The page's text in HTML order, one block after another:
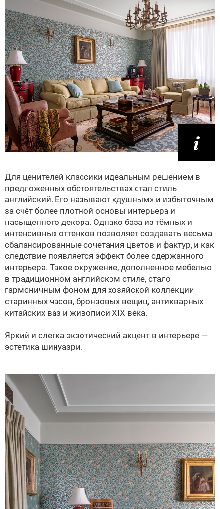
Для ценителей классики идеальным решением в
предложенных обстоятельствах стал стиль
английский. Его называют «душным» и избыточным
за счёт более плотной основы интерьера и
насыщенного декора. Однако база из тёмных и
интенсивных оттенков позволяет создавать весьма
сбалансированные сочетания цветов и фактур, и как
следствие появляется эффект более сдержанного
интерьера. Такое окружение, дополненное мебелью
в традиционном английском стиле, стало
гармоничным фоном для хозяйской коллекции
старинных часов, бронзовых вещиц, антикварных
китайских ваз и живописи XIX века.
Яркий и слегка экзотический акцент в интерьере —
эстетика шинуазри.